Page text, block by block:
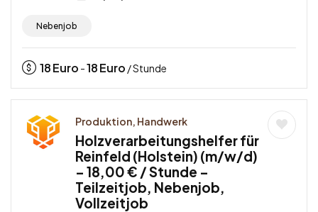
Nebenjob
18Euro -18Euro / Stunde
Produktion, Handwerk
Holzverarbeitungshelfer für
Reinfeld (Holstein) (m/w/d)
– 18,00 € / Stunde –
Teilzeitjob, Nebenjob,
Vollzeitjob